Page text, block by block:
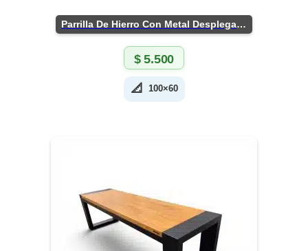
Parrilla De Hierro Con Metal Desplegado
$5.500
📐 100×60